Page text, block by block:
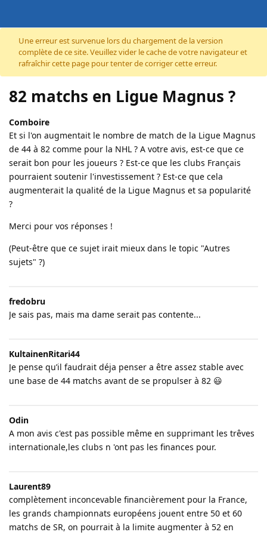
Accéder au contenu
Une erreur est survenue lors du chargement de la version
complète de ce site. Veuillez vider le cache de votre navigateur et
rafraîchir cette page pour tenter de corriger cette erreur.
82 matchs en Ligue Magnus ?
Comboire
Et si l'on augmentait le nombre de match de la Ligue Magnus
de 44 à 82 comme pour la NHL ? A votre avis, est-ce que ce
serait bon pour les joueurs ? Est-ce que les clubs Français
pourraient soutenir l'investissement ? Est-ce que cela
augmenterait la qualité de la Ligue Magnus et sa popularité
?
Merci pour vos réponses !
(Peut-être que ce sujet irait mieux dans le topic "Autres
sujets" ?)
fredobru
Je sais pas, mais ma dame serait pas contente...
KultainenRitari44
Je pense qu’il faudrait déja penser a être assez stable avec
une base de 44 matchs avant de se propulser à 82 😃
Odin
A mon avis c'est pas possible même en supprimant les trêves
internationale,les clubs n 'ont pas les finances pour.
Laurent89
complètement inconcevable financièrement pour la France,
les grands championnats européens jouent entre 50 et 60
matchs de SR, on pourrait à la limite augmenter à 52 en